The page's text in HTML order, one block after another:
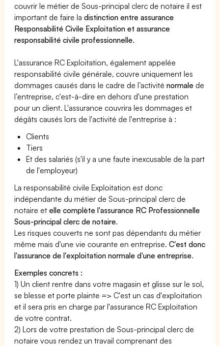
couvrir le métier de Sous-principal clerc de notaire il est
important de faire ladistinction entre assurance
Responsabilité Civile Exploitation et assurance
responsabilité civile professionnelle.
L'assurance RC Exploitation, également appelée
responsabilité civile générale, couvre uniquement les
dommages causés dans le cadre de l’activiténormale de
l’entreprise, c'est-à-dire en dehors d'une prestation
pour un client. L'assurance couvrira les dommages et
dégâts causés lors de l'activité de l'entreprise à :
Clients
Tiers
Et des salariés (s'il y a une faute inexcusable de la part
de l'employeur)
La responsabilité civile Exploitation est donc
indépendante du métier de Sous-principal clerc de
notaire etelle complète l'assurance RC Professionnelle
Sous-principal clerc de notaire.
Les risques couverts ne sont pas dépendants du métier
même mais d'une vie courante en entreprise.C'est donc
l'assurance de l'exploitation normale d'une entreprise.
Exemples concrets :
1) Un client rentre dans votre magasin et glisse sur le sol,
se blesse et porte plainte => C'est un cas d'exploitation
et il sera pris en charge par l'assurance RC Exploitation
de votre contrat.
2) Lors de votre prestation de Sous-principal clerc de
notaire vous rendez un travail comprenant des